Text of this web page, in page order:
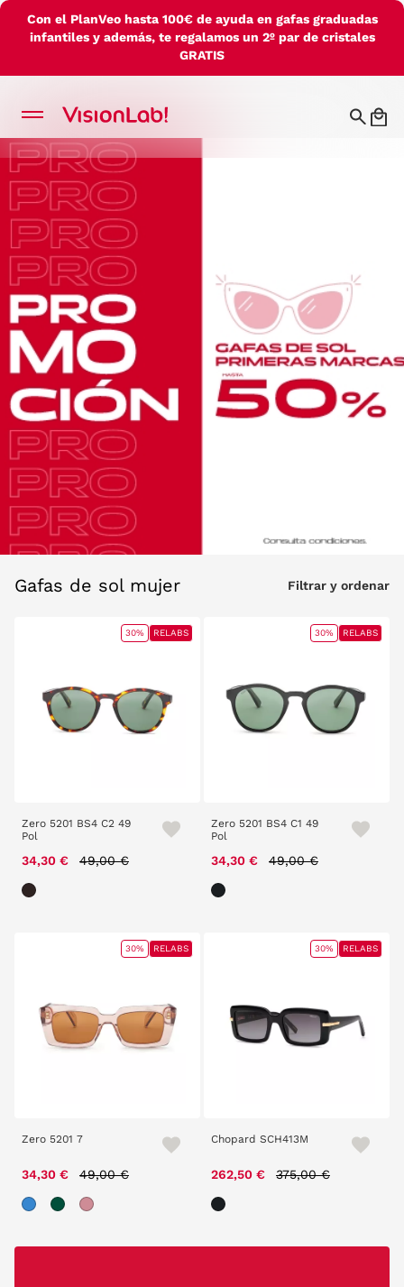
Con el PlanVeo hasta 100€ de ayuda en gafas graduadas
infantiles y además, te regalamos un 2º par de cristales
GRATIS
Gafas de sol mujer Filtrar y ordenar
Zero 5201 BS4 C2 49
Pol
34,30 € Price reduced from
49,00 €
30% RELABS
Zero 5201 BS4 C1 49
Pol
34,30 € Price reduced from
49,00 €
30% RELABS
Zero 5201 7
34,30 € Price reduced from
49,00 €
30% RELABS
Chopard SCH413M
262,50 € Price reduced from
375,00 €
30% RELABS